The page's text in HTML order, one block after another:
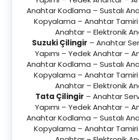
Anahtar Kodlama – Sustalı
Kopyalama – Anahtar
Anahtar – Elektronik
Suzuki Çilingir – Anahtar
Yapımı – Yedek Anahtar –
Anahtar Kodlama – Sustalı
Kopyalama – Anahtar
Anahtar – Elektronik
Tata Çilingir – Anahtar
Yapımı – Yedek Anahtar –
Anahtar Kodlama – Sustalı
Kopyalama – Anahtar